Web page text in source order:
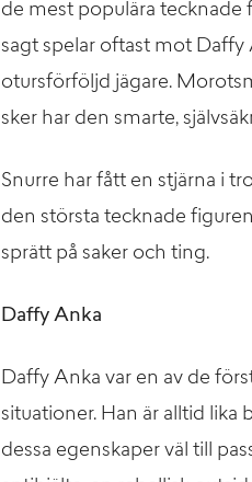
de mest populära tecknade
sagt spelar oftast mot Daffy
otursförföljd jägare.
sker har den smarte,
Snurre har fått en stjärna i
den största tecknade
sprätt på saker och ting.
Daffy Anka
Daffy Anka var en av de
situationer. Han är alltid lika
dessa egenskaper väl till